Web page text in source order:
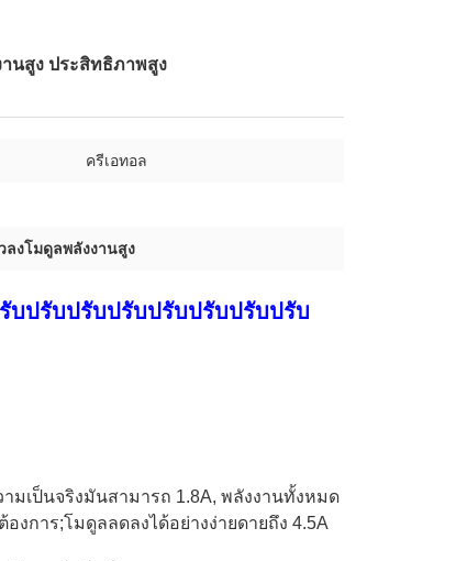
านสูง ประสิทธิภาพสูง
ครีเอทอล
ลงโมดูลพลังงานสูง
รับปรับปรับปรับปรับปรับปรับปรับ
มเป็นจริงมันสามารถ 1.8A, พลังงานทั้งหมด
การ;โมดูลลดลงได้อย่างง่ายดายถึง 4.5A